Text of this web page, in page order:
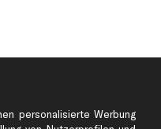
personalisierte Werbung